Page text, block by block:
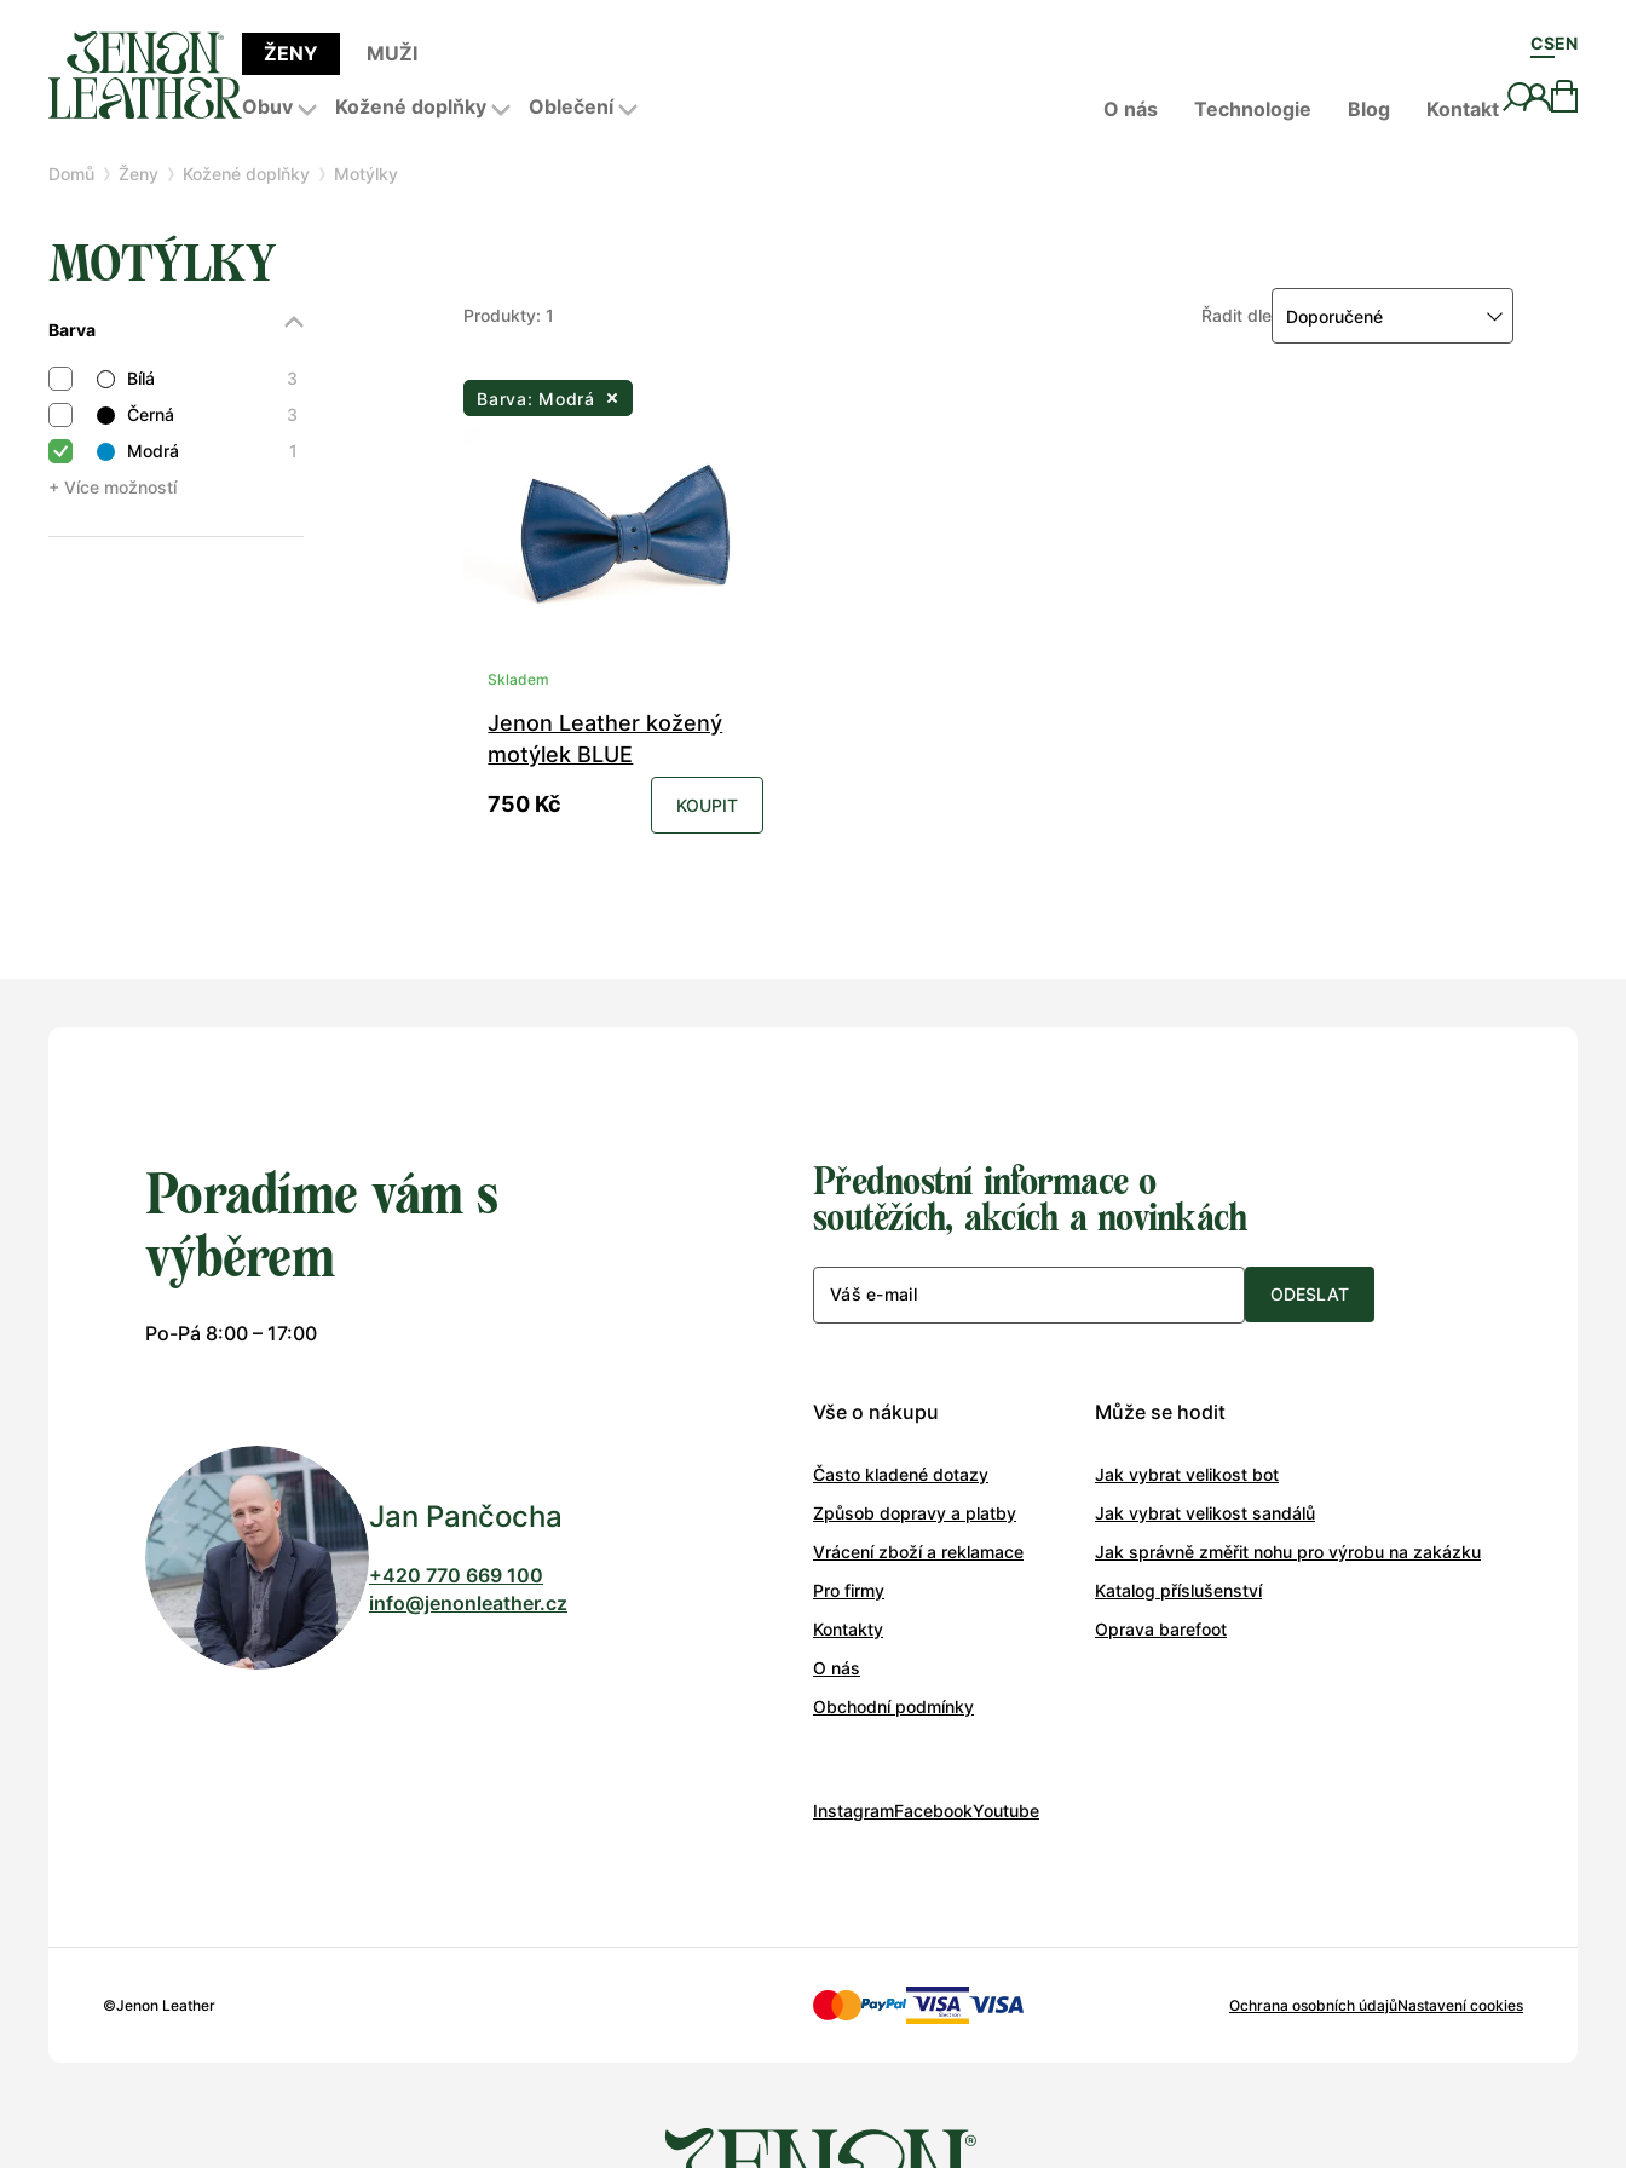
ŽENY
Obuv Kožené doplňky Oblečení
MUŽI
O nás Technologie Blog Kontakt
CSEN
Domů Ženy Kožené doplňky Motýlky
MOTÝLKY
Barva
Bílá
3
Černá
3
Modrá
1
+ Více možností
Produkty: 1 Řadit dle Doporučené
Barva: Modrá
Skladem
Jenon Leather kožený
motýlek BLUE
750 Kč
KOUPIT
Poradíme vám s
výběrem
Po-Pá 8:00 – 17:00
Jan Pančocha
+420 770 669 100
info@jenonleather.cz
Přednostní informace o
soutěžích, akcích a novinkách
Váš e-mail ODESLAT
Vše o nákupu
Často kladené dotazy
Způsob dopravy a platby
Vrácení zboží a reklamace
Pro firmy
Kontakty
O nás
Obchodní podmínky
Může se hodit
Jak vybrat velikost bot
Jak vybrat velikost sandálů
Jak správně změřit nohu pro výrobu na zakázku
Katalog příslušenství
Oprava barefoot
InstagramFacebookYoutube
©Jenon Leather Ochrana osobních údajůNastavení cookies